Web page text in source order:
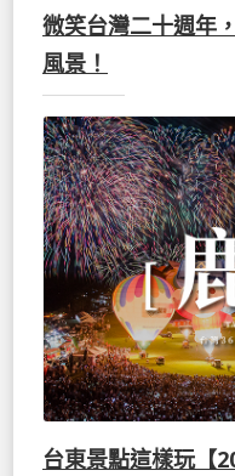
微笑台灣二十週年
風景！
台東景點這樣玩【